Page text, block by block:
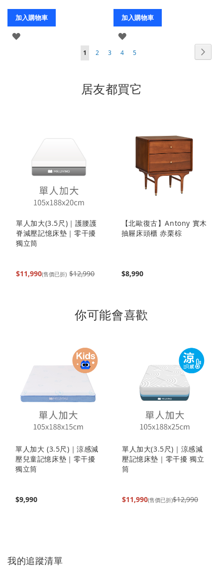
加入購物車
登
加入購物車
登
入
您
前
正
頁
1
頁
2
頁
3
頁
4
頁
5
居友都買它
單人加大(3.5尺)｜護腰護
脊減壓記憶床墊｜零干擾
獨立筒
$11,990(售價已折) $12,990
【北歐復古】Antony 實木
抽屜床頭櫃 赤栗棕
$8,990
你可能會喜歡
單人加大 (3.5尺)｜涼感減
壓兒童記憶床墊｜零干擾
獨立筒
$9,990
單人加大(3.5尺)｜涼感減
壓記憶床墊｜零干擾 獨立
筒
$11,990(售價已折)$12,990
我的追蹤清單